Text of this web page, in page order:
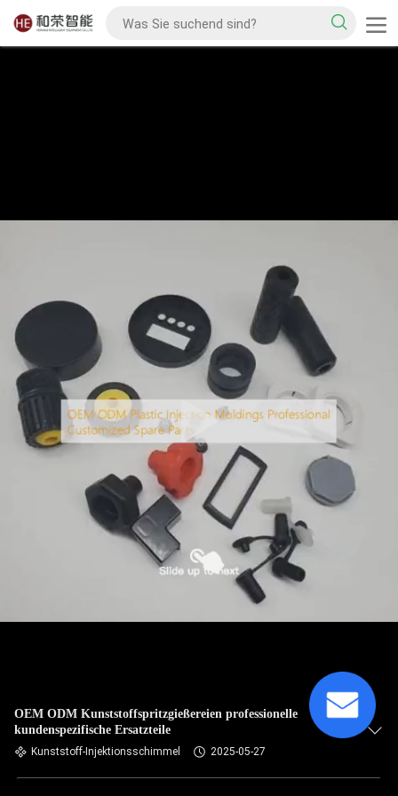
OEM ODM Kunststoffspritzgießereien professionelle
kundenspezifische Ersatzteile
Kunststoff-Injektionsschimmel 2025-05-27